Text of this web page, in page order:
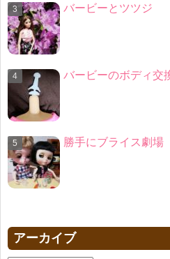
バービーとツツジ
バービーのボディ交
勝手にブライス劇場
アーカイブ